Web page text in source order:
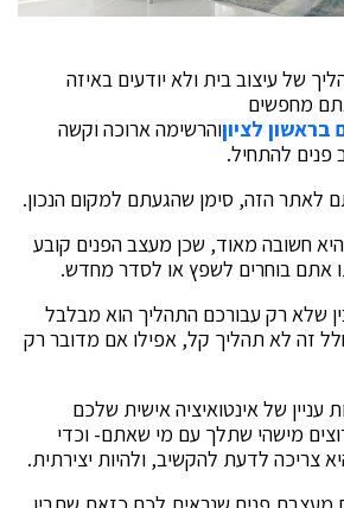
של עיצוב בית ולא יודעים באיזה
מחפשים
לציוןוהרשימה ארוכה וקשה
פנים להתחיל.
לאתר הזה, סימן שהגעתם למקום הנכון.
חשובה מאוד, שכן מעצב הפנים קובע
אתם בוחרים לשפץ או לסדר מחדש.
שלא רק עבורכם התהליך הוא מבלבל
זה לא תהליך קל, אפילו אם מדובר רק
עניין של אינטואיציה אישית שלכם
מישהי שתלך עם מי שאתם- וכדי
צריכה לדעת להקשיב, ולהיות יצירתית.